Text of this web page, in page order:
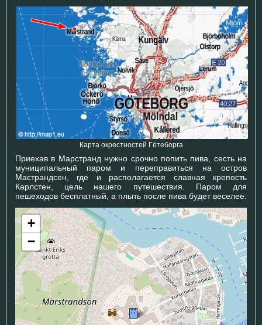
Карта окрестностей Гётеборга
Приехав в Марстранд нужно срочно попить пива, сесть на
муниципальный паром и переправиться на остров
Мастрандсен, где и располагается славная крепость
Карлстен, цель нашего путешествия. Паром для
пешеходов бесплатный, а плыть после пива будет веселее.
+
−